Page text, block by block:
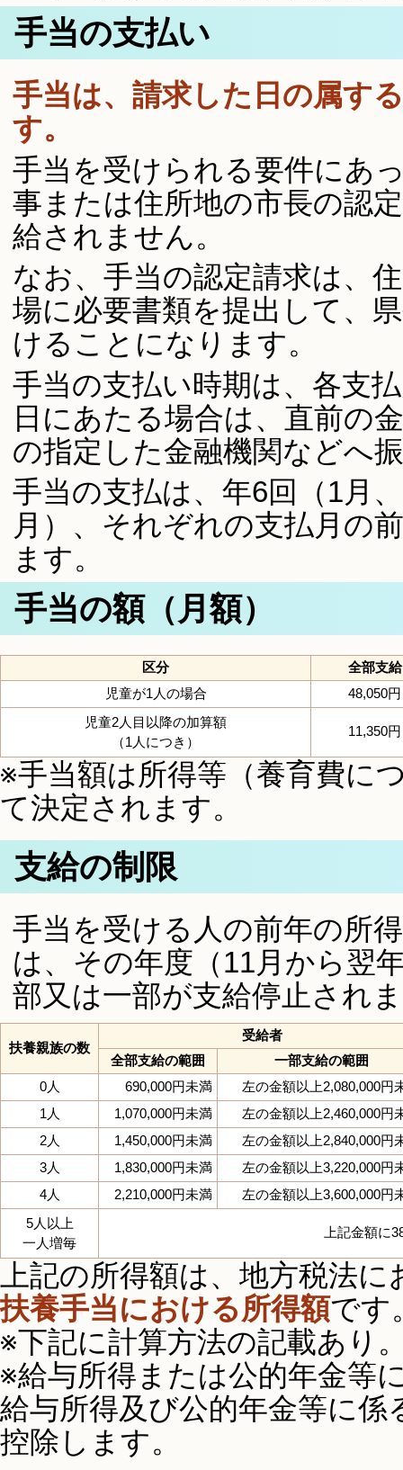
手当の支払い
手当は、請求した日の属す
す。
手当を受けられる要件にあ
事または住所地の市長の認
給されません。
なお、手当の認定請求は、
場に必要書類を提出して、
けることになります。
手当の支払い時期は、各支
日にあたる場合は、直前の
の指定した金融機関などへ
手当の支払は、年6回（1月
月）、それぞれの支払月の
ます。
手当の額（月額）
区分
全部支給
児童が1人の場合
48,050円
児童2人目以降の加算額
（1人につき）
11,350円
※手当額は所得等（養育費に
て決定されます。
支給の制限
手当を受ける人の前年の所
は、その年度（11月から翌
部又は一部が支給停止され
扶養親族の数
受給者
全部支給の範囲
一部支給の範囲
0人
690,000円未満
左の金額以上2,080,000円
1人
1,070,000円未満
左の金額以上2,460,000円
2人
1,450,000円未満
左の金額以上2,840,000円
3人
1,830,000円未満
左の金額以上3,220,000円
4人
2,210,000円未満
左の金額以上3,600,000円
5人以上
一人増毎
上記金額に
上記の所得額は、地方税法
扶養手当における所得額です
※下記に計算方法の記載あり
※給与所得または公的年金等
給与所得及び公的年金等に
控除します。